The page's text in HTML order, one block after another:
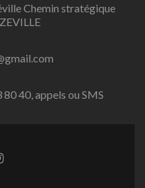
Chemin stratégique
40, appels ou SMS